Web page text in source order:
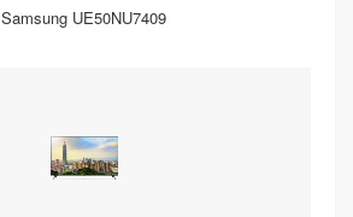
Samsung UE50NU7409